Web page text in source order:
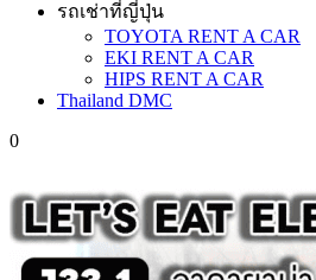
รถเช่าที่ญี่ปุ่น
TOYOTA RENT A CAR
EKI RENT A CAR
HIPS RENT A CAR
Thailand DMC
0